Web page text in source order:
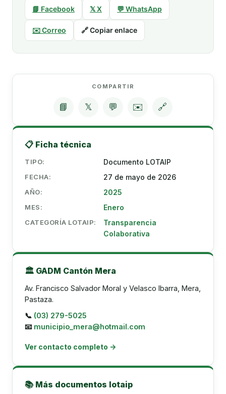
📘 Facebook 𝕏 X 💬 WhatsApp
✉️ Correo 🔗 Copiar enlace
COMPARTIR
📘 𝕏 💬 ✉️ 🔗
📋 Ficha técnica
TIPO: Documento LOTAIP
FECHA: 27 de mayo de 2026
AÑO: 2025
MES: Enero
CATEGORÍA LOTAIP:
Transparencia
Colaborativa
🏛️ GADM Cantón Mera
Av. Francisco Salvador Moral y Velasco Ibarra, Mera,
Pastaza.
📞 (03) 279-5025
📧 municipio_mera@hotmail.com
Ver contacto completo →
📚 Más documentos lotaip